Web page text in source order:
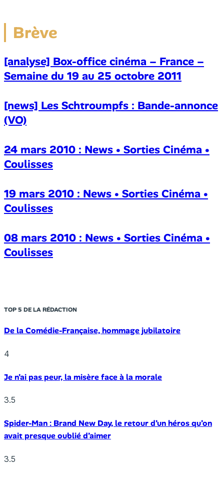
Brève
[analyse] Box-office cinéma – France –
Semaine du 19 au 25 octobre 2011
[news] Les Schtroumpfs : Bande-annonce
(VO)
24 mars 2010 : News • Sorties Cinéma •
Coulisses
19 mars 2010 : News • Sorties Cinéma •
Coulisses
08 mars 2010 : News • Sorties Cinéma •
Coulisses
TOP 5 DE LA RÉDACTION
De la Comédie-Française, hommage jubilatoire
4
Je n’ai pas peur, la misère face à la morale
3.5
Spider-Man : Brand New Day, le retour d’un héros qu’on
avait presque oublié d’aimer
3.5